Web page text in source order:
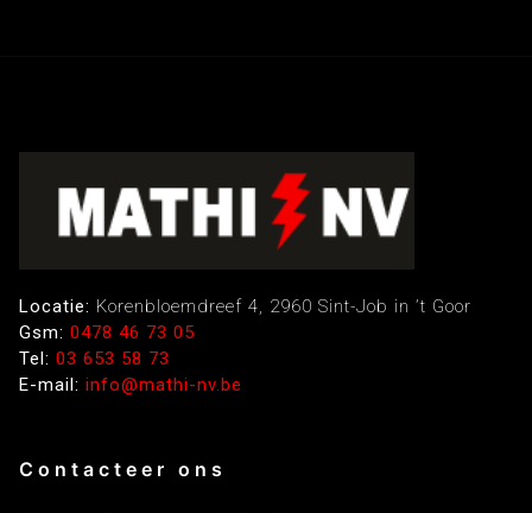
Locatie: Korenbloemdreef 4, 2960 Sint-Job in ’t Goor
Gsm: 0478 46 73 05
Tel: 03 653 58 73
E-mail: info@mathi-nv.be
Contacteer ons